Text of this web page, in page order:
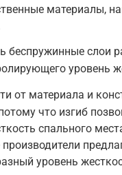
материалы,
беспружинные слои
уровень
от материала и
что изгиб
спального
уровень